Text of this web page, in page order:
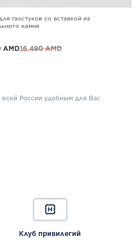
галстуков со вставкой из
камня
AMD16 490 AMD
России удобным для Вас
Клуб привилегий